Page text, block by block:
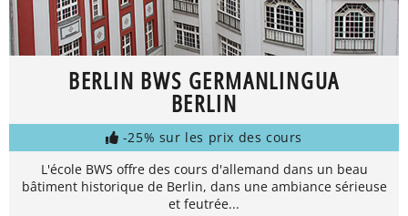
BERLIN BWS GERMANLINGUA
BERLIN
-25% sur les prix des cours
L'école BWS offre des cours d'allemand dans un beau
bâtiment historique de Berlin, dans une ambiance sérieuse
et feutrée...